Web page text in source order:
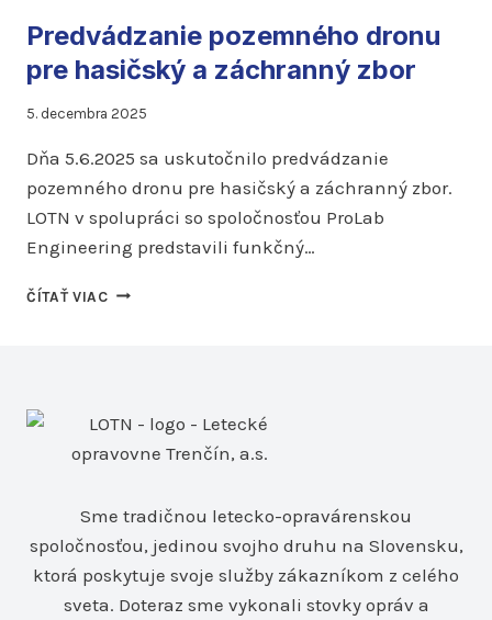
Predvádzanie pozemného dronu
pre hasičský a záchranný zbor
5. decembra 2025
Dňa 5.6.2025 sa uskutočnilo predvádzanie
pozemného dronu pre hasičský a záchranný zbor.
LOTN v spolupráci so spoločnosťou ProLab
Engineering predstavili funkčný…
ČÍTAŤ VIACPREDVÁDZANIE
ZÁCHRANNÝ
ZBOR
Sme tradičnou letecko-opravárenskou
spoločnosťou, jedinou svojho druhu na Slovensku,
ktorá poskytuje svoje služby zákazníkom z celého
sveta. Doteraz sme vykonali stovky opráv a